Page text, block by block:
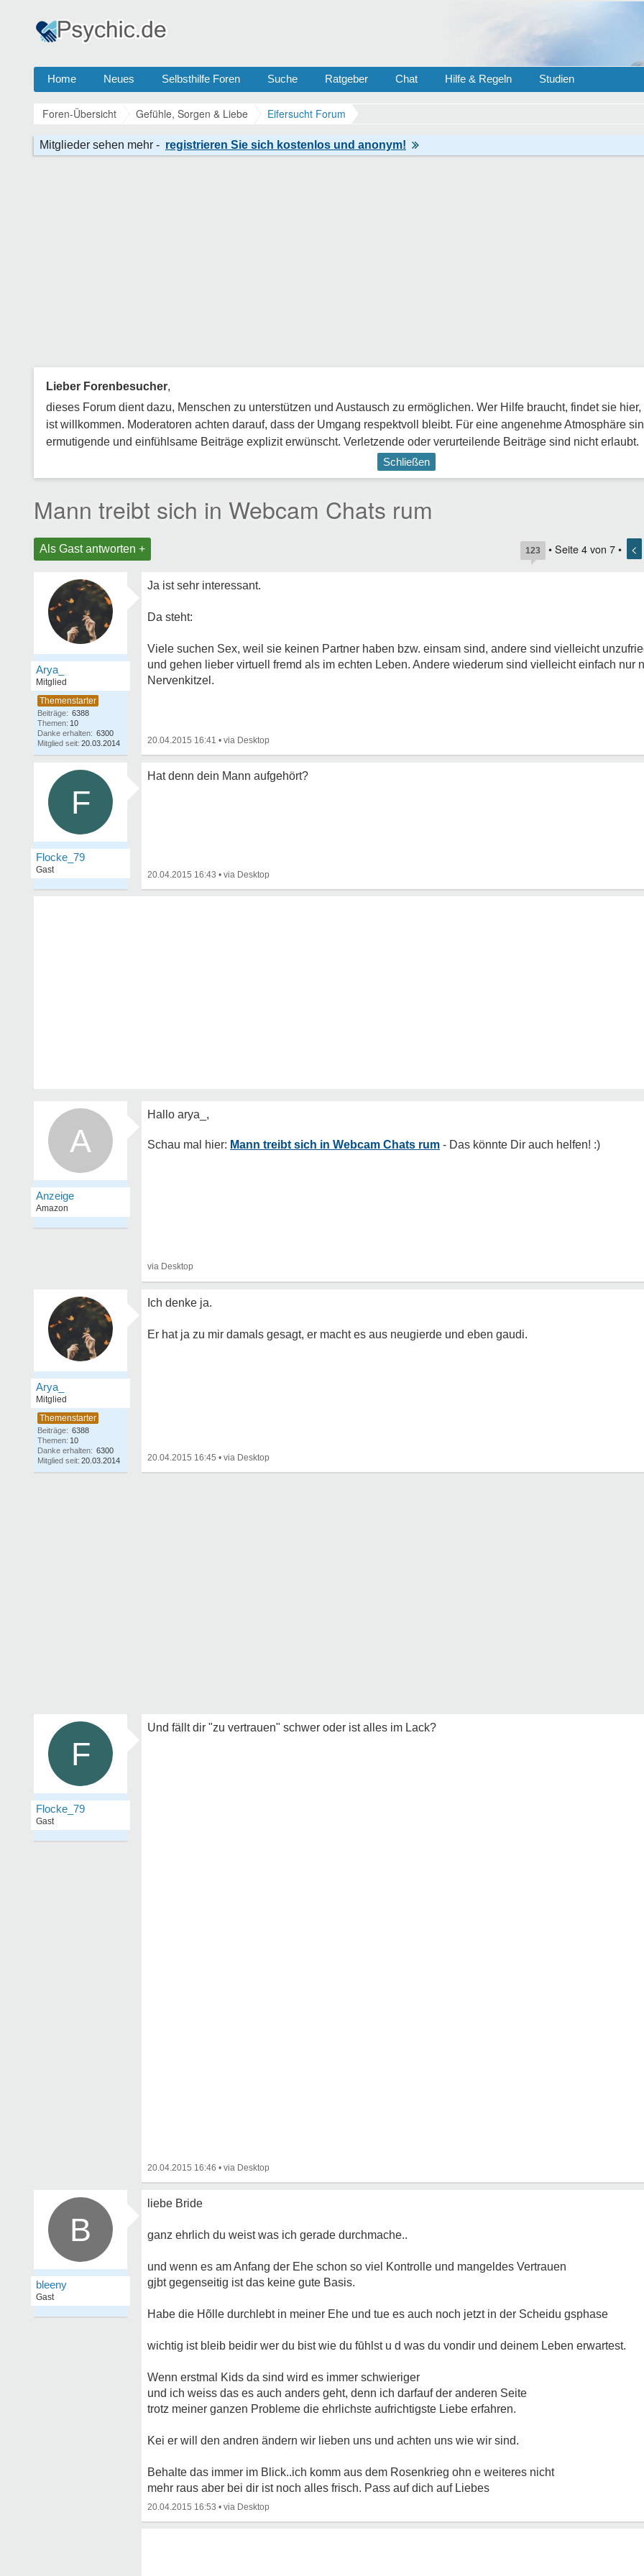
Home Neues Selbsthilfe Foren Suche Ratgeber Chat Hilfe & Regeln Studien
Foren-Übersicht Gefühle, Sorgen & Liebe Eifersucht Forum
Lieber Forenbesucher,
dieses Forum dient dazu, Menschen zu unterstützen und Austausch zu ermöglichen. Wer Hilfe braucht, findet sie
ist willkommen. Moderatoren achten darauf, dass der Umgang respektvoll bleibt. Für eine angenehme Atmosphäre
ermutigende und einfühlsame Beiträge explizit erwünscht. Verletzende oder verurteilende Beiträge sind nicht erlaubt.
Schließen
Mann treibt sich in Webcam Chats rum
Als Gast antworten + 123 • Seite 4 von 7 • <
Arya_
Mitglied
Beiträge: 6388
Themen: 10
Danke erhalten: 6300
Mitglied seit: 20.03.2014
Ja ist sehr interessant.
Da steht:
Viele suchen Sex, weil sie keinen Partner haben bzw. einsam sind, andere sind vielleicht
und gehen lieber virtuell fremd als im echten Leben. Andere wiederum sind vielleicht einfach nur
Nervenkitzel.
20.04.2015 16:41 •
F
Flocke_79
Gast
Hat denn dein Mann aufgehört?
20.04.2015 16:43 •
A Mann treibt sich in Webcam Chats rum
Arya_
Mitglied
Beiträge: 6388
Themen: 10
Danke erhalten: 6300
Mitglied seit: 20.03.2014
Ich denke ja.
Er hat ja zu mir damals gesagt, er macht es aus neugierde und eben gaudi.
20.04.2015 16:45 •
F
Flocke_79
Gast
Und fällt dir "zu vertrauen" schwer oder ist alles im Lack?
20.04.2015 16:46 •
B
bleeny
Gast
liebe Bride
ganz ehrlich du weist was ich gerade durchmache..
und wenn es am Anfang der Ehe schon so viel Kontrolle und mangeldes Vertrauen
gjbt gegenseitig ist das keine gute Basis.
Habe die Hõlle durchlebt in meiner Ehe und tue es auch noch jetzt in der Scheidu gsphase
wichtig ist bleib beidir wer du bist wie du fūhlst u d was du vondir und deinem Leben erwartest.
Wenn erstmal Kids da sind wird es immer schwieriger
und ich weiss das es auch anders geht, denn ich darfauf der anderen Seite
trotz meiner ganzen Probleme die ehrlichste aufrichtigste Liebe erfahren.
Kei er will den andren ändern wir lieben uns und achten uns wie wir sind.
Behalte das immer im Blick..ich komm aus dem Rosenkrieg ohn e weiteres nicht
mehr raus aber bei dir ist noch alles frisch. Pass auf dich auf Liebes
20.04.2015 16:53 •